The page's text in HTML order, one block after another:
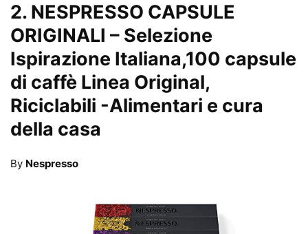
2. NESPRESSO CAPSULE
ORIGINALI – Selezione
Ispirazione Italiana,100 capsule
di caffè Linea Original,
Riciclabili -Alimentari e cura
della casa
By Nespresso